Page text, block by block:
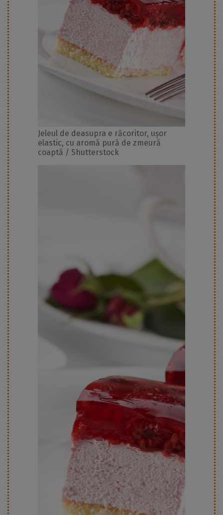
Jeleul de deasupra e răcoritor, ușor
elastic, cu aromă pură de zmeură
coaptă / Shutterstock